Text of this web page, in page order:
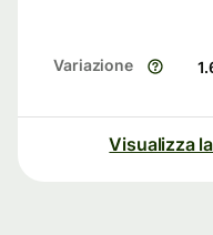
Variazione
Visualizza